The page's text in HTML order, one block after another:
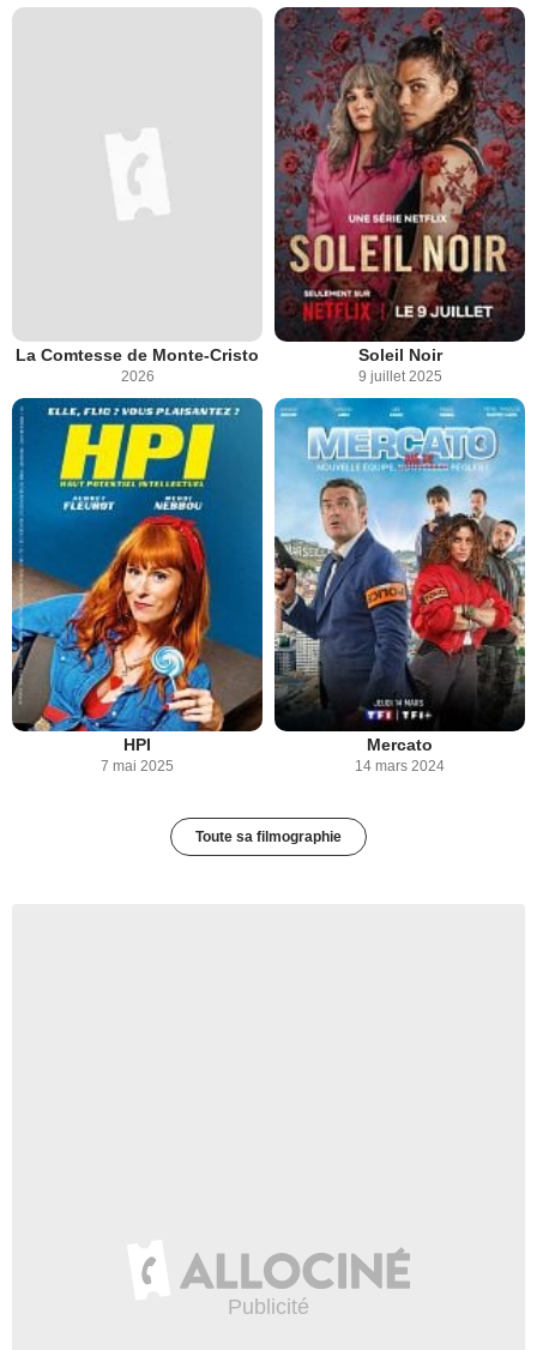
La Comtesse de Monte-Cristo
2026
Soleil Noir
9 juillet 2025
HPI
7 mai 2025
Mercato
14 mars 2024
Toute sa filmographie